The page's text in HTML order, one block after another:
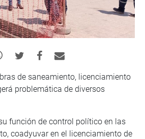
de saneamiento, licenciamiento
problemática de diversos
función de control político en las
coadyuvar en el licenciamiento de